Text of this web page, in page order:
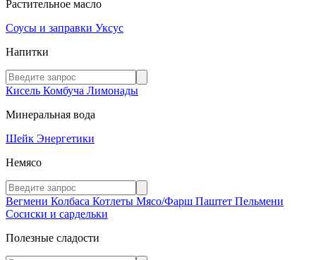
Растительное масло
Соусы и заправки Уксус
Напитки
Кисель Комбуча Лимонады
Минеральная вода
Шейк Энергетики
Немясо
Вегмени Колбаса Котлеты Мясо/Фарш Паштет Пельмени
Сосиски и сардельки
Полезные сладости